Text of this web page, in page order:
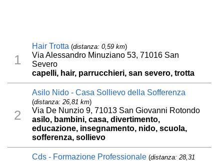
1
Hair Trotta (distanza: 0,59 km)
Via Alessandro Minuziano 53, 71016 San
Severo
capelli, hair, parrucchieri, san severo, trotta
2
Asilo Nido - Casa Sollievo della Sofferenza
(distanza: 26,81 km)
Via De Nunzio 9, 71013 San Giovanni Rotondo
asilo, bambini, casa, divertimento,
educazione, insegnamento, nido, scuola,
sofferenza, sollievo
Cds - Formazione Professionale (distanza: 28,31